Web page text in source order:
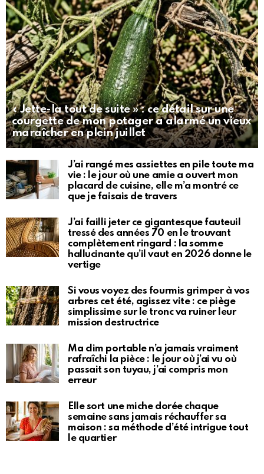
« Jette-la tout de suite » : ce détail sur une
courgette de mon potager a alarmé un vieux
maraîcher en plein juillet
J’ai rangé mes assiettes en pile toute ma
vie : le jour où une amie a ouvert mon
placard de cuisine, elle m’a montré ce
que je faisais de travers
J’ai failli jeter ce gigantesque fauteuil
tressé des années 70 en le trouvant
complètement ringard : la somme
hallucinante qu’il vaut en 2026 donne le
vertige
Si vous voyez des fourmis grimper à vos
arbres cet été, agissez vite : ce piège
simplissime sur le tronc va ruiner leur
mission destructrice
Ma clim portable n’a jamais vraiment
rafraîchi la pièce : le jour où j’ai vu où
passait son tuyau, j’ai compris mon
erreur
Elle sort une miche dorée chaque
semaine sans jamais réchauffer sa
maison : sa méthode d’été intrigue tout
le quartier